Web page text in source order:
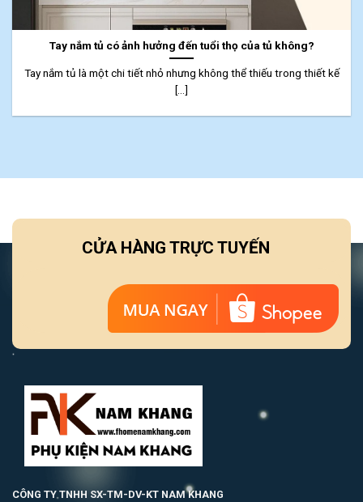
Tay nắm tủ có ảnh hưởng đến tuổi thọ của tủ không?
Tay nắm tủ là một chi tiết nhỏ nhưng không thể thiếu trong thiết kế
[...]
CỬA HÀNG TRỰC TUYẾN
CÔNG TY TNHH SX-TM-DV-KT NAM KHANG